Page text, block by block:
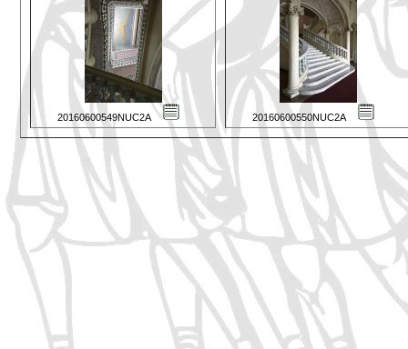
20160600549NUC2A 20160600550NUC2A